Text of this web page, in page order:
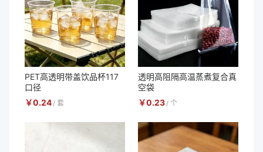
PET高透明带盖饮品杯117
口径
￥0.24/ 套
透明高阻隔高温蒸煮复合真
空袋
￥0.23/ 个